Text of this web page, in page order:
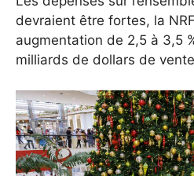
devraient être fortes, la
augmentation de 2,5 à 3,5
milliards de dollars de